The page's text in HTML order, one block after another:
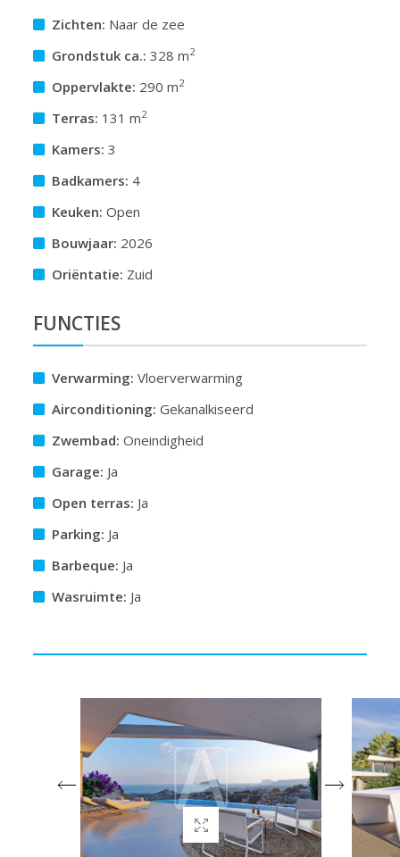
Zichten: Naar de zee
Grondstuk ca.: 328 m2
Oppervlakte: 290 m2
Terras: 131 m2
Kamers: 3
Badkamers: 4
Keuken: Open
Bouwjaar: 2026
Oriëntatie: Zuid
FUNCTIES
Verwarming: Vloerverwarming
Airconditioning: Gekanalkiseerd
Zwembad: Oneindigheid
Garage: Ja
Open terras: Ja
Parking: Ja
Barbeque: Ja
Wasruimte: Ja